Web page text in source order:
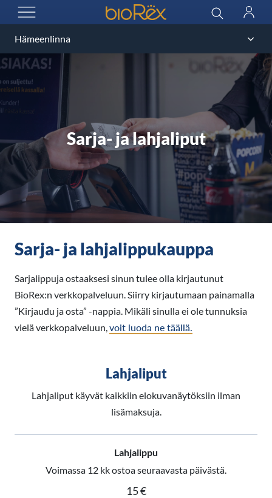
AVAA VALIKKO
BioRex Cinemas Haku
Sarja- ja lahjaliput
Sarja- ja lahjalippukauppa
Sarjalippuja ostaaksesi sinun tulee olla kirjautunut
BioRex:n verkkopalveluun. Siirry kirjautumaan painamalla
”Kirjaudu ja osta” -nappia. Mikäli sinulla ei ole tunnuksia
vielä verkkopalveluun,voit luoda ne täällä.
Lahjaliput
Lahjaliput käyvät kaikkiin elokuvanäytöksiin ilman
lisämaksuja.
Lahjalippu
Voimassa 12 kk ostoa seuraavasta päivästä.
15 €